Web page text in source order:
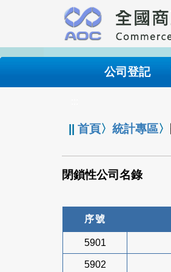
要
內
公司登記
||首頁〉統計專區〉
閉鎖性公司名錄
序號
5901
5902